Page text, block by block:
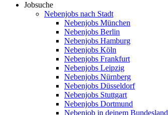
Jobsuche
Nebenjobs nach Stadt
Nebenjobs München
Nebenjobs Berlin
Nebenjobs Hamburg
Nebenjobs Köln
Nebenjobs Frankfurt
Nebenjobs Leipzig
Nebenjobs Nürnberg
Nebenjobs Düsseldorf
Nebenjobs Stuttgart
Nebenjobs Dortmund
Nebenjob in deinem Bundesland